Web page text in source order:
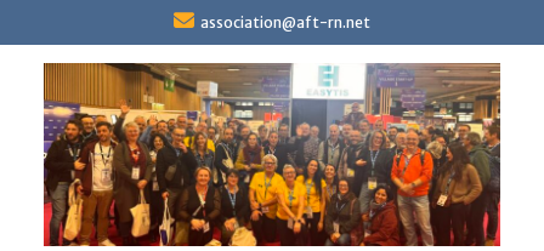
content
association@aft-rn.net